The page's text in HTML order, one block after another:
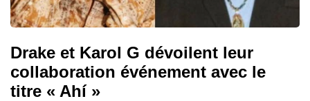
Drake et Karol G dévoilent leur
collaboration événement avec le
titre « Ahí »